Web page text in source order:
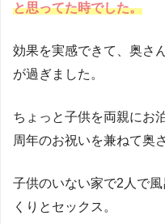
と思ってた時でした。
効果を実感できて、奥さ
が過ぎました。
ちょっと子供を両親にお
周年のお祝いを兼ねて奥
子供のいない家で2人で
くりとセックス。